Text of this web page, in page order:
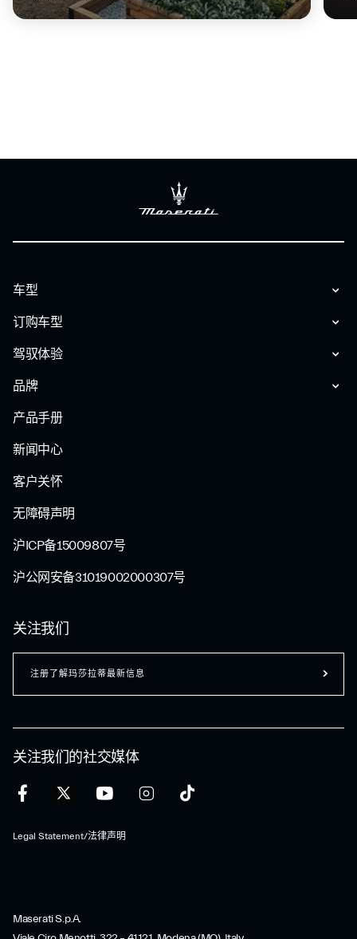
车型
订购车型
驾驭体验
品牌
产品手册
新闻中心
客户关怀
无障碍声明
沪ICP备15009807号
沪公网安备31019002000307号
关注我们的社交媒体
Legal Statement/法律声明
关注我们
注册了解玛莎拉蒂最新信息
Maserati S.p.A.